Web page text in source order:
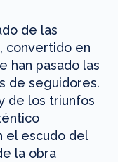
de las
convertido en
han pasado las
de seguidores.
de los triunfos
el escudo del
la obra